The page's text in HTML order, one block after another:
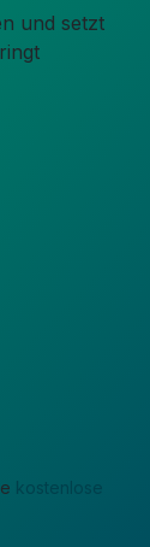
und setzt
kostenlose